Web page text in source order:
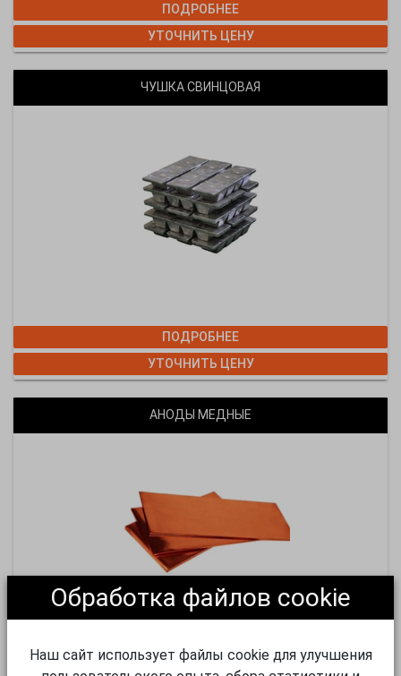
ПОДРОБНЕЕ
УТОЧНИТЬ ЦЕНУ
ЧУШКА СВИНЦОВАЯ
ПОДРОБНЕЕ
УТОЧНИТЬ ЦЕНУ
АНОДЫ МЕДНЫЕ
ПОДРОБНЕЕ
Обработка файлов cookie
Наш сайт использует файлы cookie для улучшения